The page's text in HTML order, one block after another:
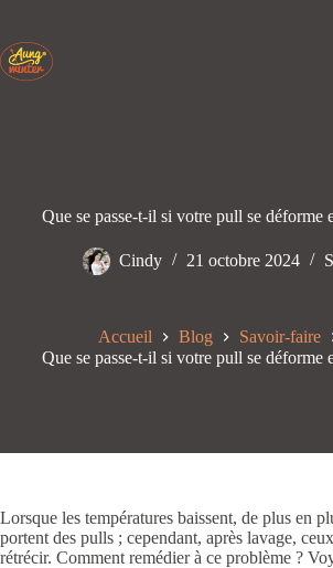
contenu
Que se passe-t-il si votre pull se déforme
Cindy 21 octobre 2024
Accueil Blog
Savoir-faire
Que se passe-t-il si votre pull se déforme
Lorsque les températures baissent, de plus en
portent des pulls ; cependant, après lavage,
rétrécir. Comment remédier à ce problème ?